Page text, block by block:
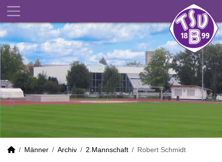
Männer Archiv 2.Mannschaft Robert Schmidt